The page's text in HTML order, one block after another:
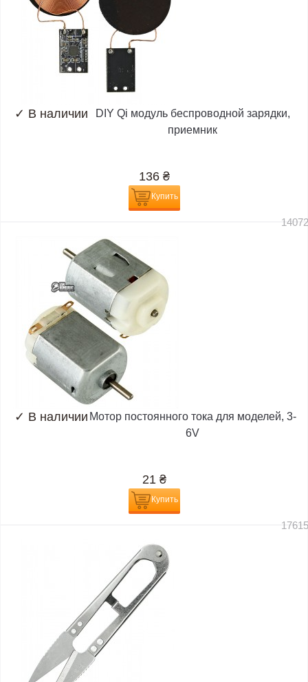
✓ В наличии
DIY Qi модуль беспроводной зарядки,
приемник
136 ₴
Купить
✓ В наличии Мотор постоянного тока для моделей, 3-
6V
21 ₴
Купить